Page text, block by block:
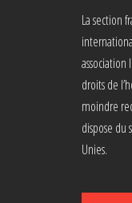
La section
association
droits de
moindre
dispose du
Unies.